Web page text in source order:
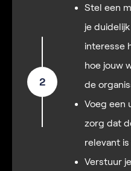
2
Stel een
je
interesse
hoe jouw
de
Voeg een
zorg dat
relevant
Verstuur